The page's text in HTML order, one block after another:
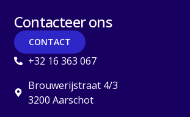
Contacteer ons
CONTACT
+32 16 363 067
Brouwerijstraat 4/3
3200 Aarschot